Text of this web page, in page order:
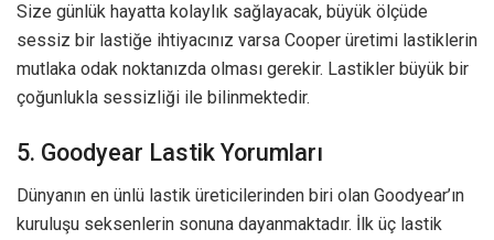
Size günlük hayatta kolaylık sağlayacak, büyük ölçüde
sessiz bir lastiğe ihtiyacınız varsa Cooper üretimi lastiklerin
mutlaka odak noktanızda olması gerekir. Lastikler büyük bir
çoğunlukla sessizliği ile bilinmektedir.
5. Goodyear Lastik Yorumları
Dünyanın en ünlü lastik üreticilerinden biri olan Goodyear’ın
kuruluşu seksenlerin sonuna dayanmaktadır. İlk üç lastik